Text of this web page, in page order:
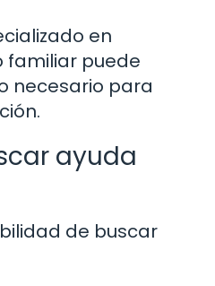
en
familiar puede
necesario para
ayuda
de buscar